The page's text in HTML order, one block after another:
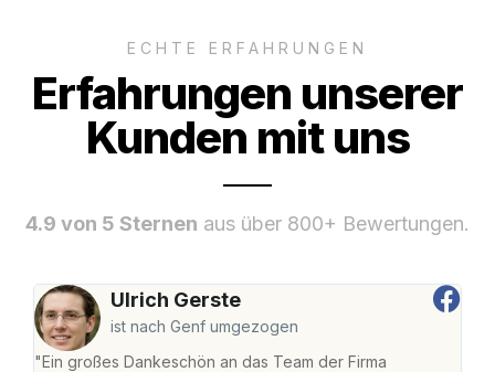
ECHTE ERFAHRUNGEN
Erfahrungen unserer
Kunden mit uns
4.9 von 5 Sternen aus über 800+ Bewertungen.
Ulrich Gerste
ist nach Genf umgezogen
"Ein großes Dankeschön an das Team der Firma